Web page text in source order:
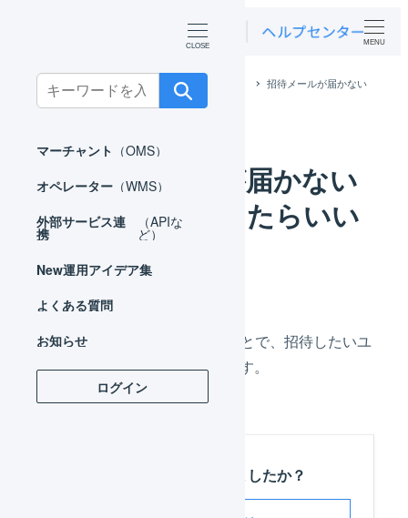
Search
for:
マーチャント （OMS）
オペレーター （WMS）
外部サービス連
携
（APIな
ど）
New運用アイデア集
よくある質問
お知らせ
ログイン
MENU
ホーム よくある質問 オペレーター
招待メールが届かない
場合はどうしたらいいですか？
招待メールが届かない
場合はどうしたらいい
ですか？
招待URLのコピー
することで、招待したいユ
ーザーに直接共有できます。
この記事は役に立ちましたか？